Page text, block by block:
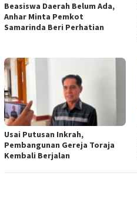
Beasiswa Daerah Belum Ada,
Anhar Minta Pemkot
Samarinda Beri Perhatian
Usai Putusan Inkrah,
Pembangunan Gereja Toraja
Kembali Berjalan